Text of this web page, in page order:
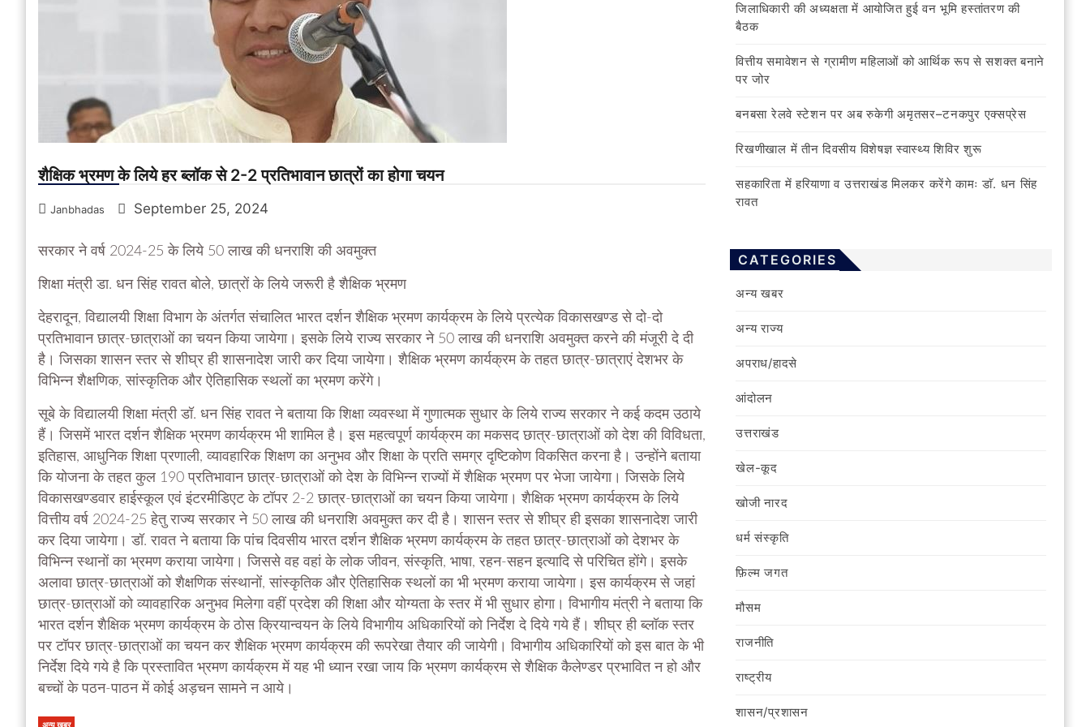
शैक्षिक भ्रमण के लिये हर ब्लॉक से 2-2 प्रतिभावान छात्रों का होगा चयन
Janbhadas September 25, 2024
सरकार ने वर्ष 2024-25 के लिये 50 लाख की धनराशि की अवमुक्त
शिक्षा मंत्री डा. धन सिंह रावत बोले, छात्रों के लिये जरूरी है शैक्षिक भ्रमण
देहरादून, विद्यालयी शिक्षा विभाग के अंतर्गत संचालित भारत दर्शन शैक्षिक भ्रमण कार्यक्रम के लिये प्रत्येक विकासखण्ड से दो-दो
प्रतिभावान छात्र-छात्राओं का चयन किया जायेगा। इसके लिये राज्य सरकार ने 50 लाख की धनराशि अवमुक्त करने की मंजूरी दे दी
है। जिसका शासन स्तर से शीघ्र ही शासनादेश जारी कर दिया जायेगा। शैक्षिक भ्रमण कार्यक्रम के तहत छात्र-छात्राएं देशभर के
विभिन्न शैक्षणिक, सांस्कृतिक और ऐतिहासिक स्थलों का भ्रमण करेंगे।
सूबे के विद्यालयी शिक्षा मंत्री डॉ. धन सिंह रावत ने बताया कि शिक्षा व्यवस्था में गुणात्मक सुधार के लिये राज्य सरकार ने कई कदम उठाये
हैं। जिसमें भारत दर्शन शैक्षिक भ्रमण कार्यक्रम भी शामिल है। इस महत्वपूर्ण कार्यक्रम का मकसद छात्र-छात्राओं को देश की विविधता,
इतिहास, आधुनिक शिक्षा प्रणाली, व्यावहारिक शिक्षण का अनुभव और शिक्षा के प्रति समग्र दृष्टिकोण विकसित करना है। उन्होंने बताया
कि योजना के तहत कुल 190 प्रतिभावान छात्र-छात्राओं को देश के विभिन्न राज्यों में शैक्षिक भ्रमण पर भेजा जायेगा। जिसके लिये
विकासखण्डवार हाईस्कूल एवं इंटरमीडिएट के टॉपर 2-2 छात्र-छात्राओं का चयन किया जायेगा। शैक्षिक भ्रमण कार्यक्रम के लिये
वित्तीय वर्ष 2024-25 हेतु राज्य सरकार ने 50 लाख की धनराशि अवमुक्त कर दी है। शासन स्तर से शीघ्र ही इसका शासनादेश जारी
कर दिया जायेगा। डॉ. रावत ने बताया कि पांच दिवसीय भारत दर्शन शैक्षिक भ्रमण कार्यक्रम के तहत छात्र-छात्राओं को देशभर के
विभिन्न स्थानों का भ्रमण कराया जायेगा। जिससे वह वहां के लोक जीवन, संस्कृति, भाषा, रहन-सहन इत्यादि से परिचित होंगे। इसके
अलावा छात्र-छात्राओं को शैक्षणिक संस्थानों, सांस्कृतिक और ऐतिहासिक स्थलों का भी भ्रमण कराया जायेगा। इस कार्यक्रम से जहां
छात्र-छात्राओं को व्यावहारिक अनुभव मिलेगा वहीं प्रदेश की शिक्षा और योग्यता के स्तर में भी सुधार होगा। विभागीय मंत्री ने बताया कि
भारत दर्शन शैक्षिक भ्रमण कार्यक्रम के ठोस क्रियान्वयन के लिये विभागीय अधिकारियों को निर्देश दे दिये गये हैं। शीघ्र ही ब्लॉक स्तर
पर टॉपर छात्र-छात्राओं का चयन कर शैक्षिक भ्रमण कार्यक्रम की रूपरेखा तैयार की जायेगी। विभागीय अधिकारियों को इस बात के भी
निर्देश दिये गये है कि प्रस्तावित भ्रमण कार्यक्रम में यह भी ध्यान रखा जाय कि भ्रमण कार्यक्रम से शैक्षिक कैलेण्डर प्रभावित न हो और
बच्चों के पठन-पाठन में कोई अड़चन सामने न आये।
अन्य खबर
जिलाधिकारी की अध्यक्षता में आयोजित हुई वन भूमि हस्तांतरण की
बैठक
वित्तीय समावेशन से ग्रामीण महिलाओं को आर्थिक रूप से सशक्त बनाने
पर जोर
बनबसा रेलवे स्टेशन पर अब रुकेगी अमृतसर–टनकपुर एक्सप्रेस
रिखणीखाल में तीन दिवसीय विशेषज्ञ स्वास्थ्य शिविर शुरू
सहकारिता में हरियाणा व उत्तराखंड मिलकर करेंगे कामः डाॅ. धन सिंह
रावत
CATEGORIES
अन्य खबर
अन्य राज्य
अपराध/हादसे
आंदोलन
उत्तराखंड
खेल-कूद
खोजी नारद
धर्म संस्कृति
फ़िल्‍म जगत
मौसम
राजनीति
राष्ट्रीय
शासन/प्रशासन